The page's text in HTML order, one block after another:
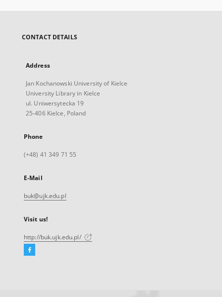
CONTACT DETAILS
Address
Jan Kochanowski University of Kielce
University Library in Kielce
ul. Uniwersytecka 19
25-406 Kielce, Poland
Phone
(+48) 41 349 71 55
E-Mail
buk@ujk.edu.pl
Visit us!
http://buk.ujk.edu.pl/
Facebook